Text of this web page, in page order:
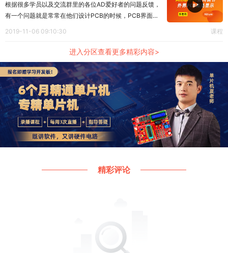
根据很多学员以及交流群里的各位AD爱好者的问题反馈，
有一个问题就是常常在他们设计PCB的时候，PCB界面突
络如何去调节其外界PCB的亮度显示这个问题，我们就以
AD19软件进行操作。
2019-11-06 09:10:30 课程
进入分区查看更多精彩内容>
精彩评论